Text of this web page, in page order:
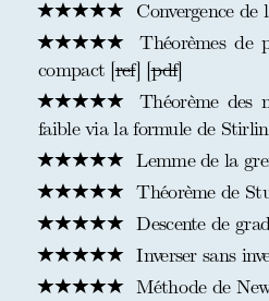
Convergence
Théorèmes de
compact [ref] [pdf]
Théorème des
faible via la formule de
Lemme de la
Théorème de
Descente de
Inverser sans
Méthode de